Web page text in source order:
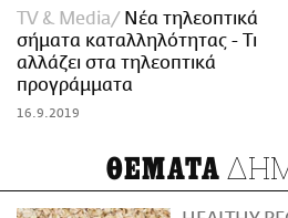
TV & Media
Νέα τηλεοπτικά
σήματα καταλληλότητας - Τι
αλλάζει στα τηλεοπτικά
προγράμματα
16.9.2019
ΘΕΜΑΤΑ